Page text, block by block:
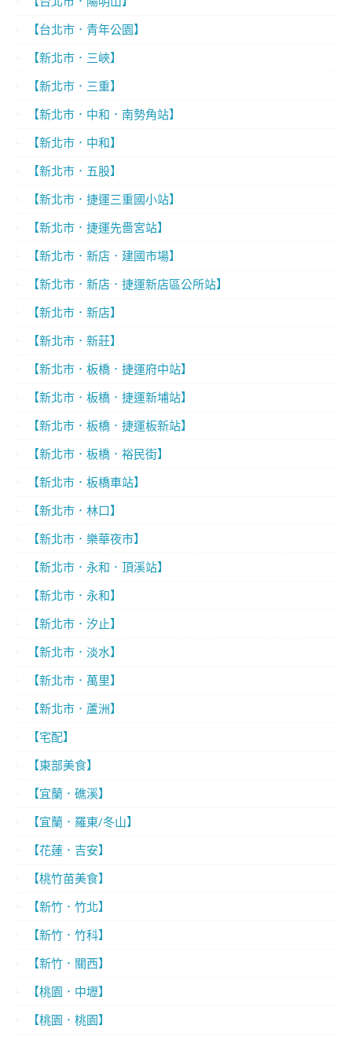
【台北市．青年公園】
【新北市．三峽】
【新北市．三重】
【新北市．中和．南勢角站】
【新北市．中和】
【新北市．五股】
【新北市．捷運三重國小站】
【新北市．捷運先嗇宮站】
【新北市．新店．建國市場】
【新北市．新店．捷運新店區公所站】
【新北市．新店】
【新北市．新莊】
【新北市．板橋．捷運府中站】
【新北市．板橋．捷運新埔站】
【新北市．板橋．捷運板新站】
【新北市．板橋．裕民街】
【新北市．板橋車站】
【新北市．林口】
【新北市．樂華夜市】
【新北市．永和．頂溪站】
【新北市．永和】
【新北市．汐止】
【新北市．淡水】
【新北市．萬里】
【新北市．蘆洲】
【宅配】
【東部美食】
【宜蘭．礁溪】
【宜蘭．羅東/冬山】
【花蓮．吉安】
【桃竹苗美食】
【新竹．竹北】
【新竹．竹科】
【新竹．關西】
【桃園．中壢】
【桃園．桃園】